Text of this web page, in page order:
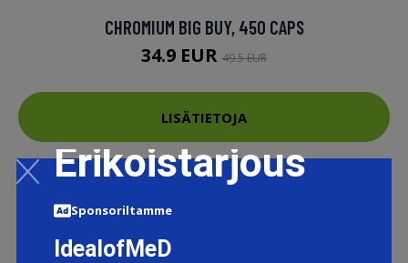
CHROMIUM BIG BUY, 450 CAPS
34.9 EUR 49.5 EUR
LISÄTIETOJA
Erikoistarjous
Sponsoriltamme
IdealofMeD